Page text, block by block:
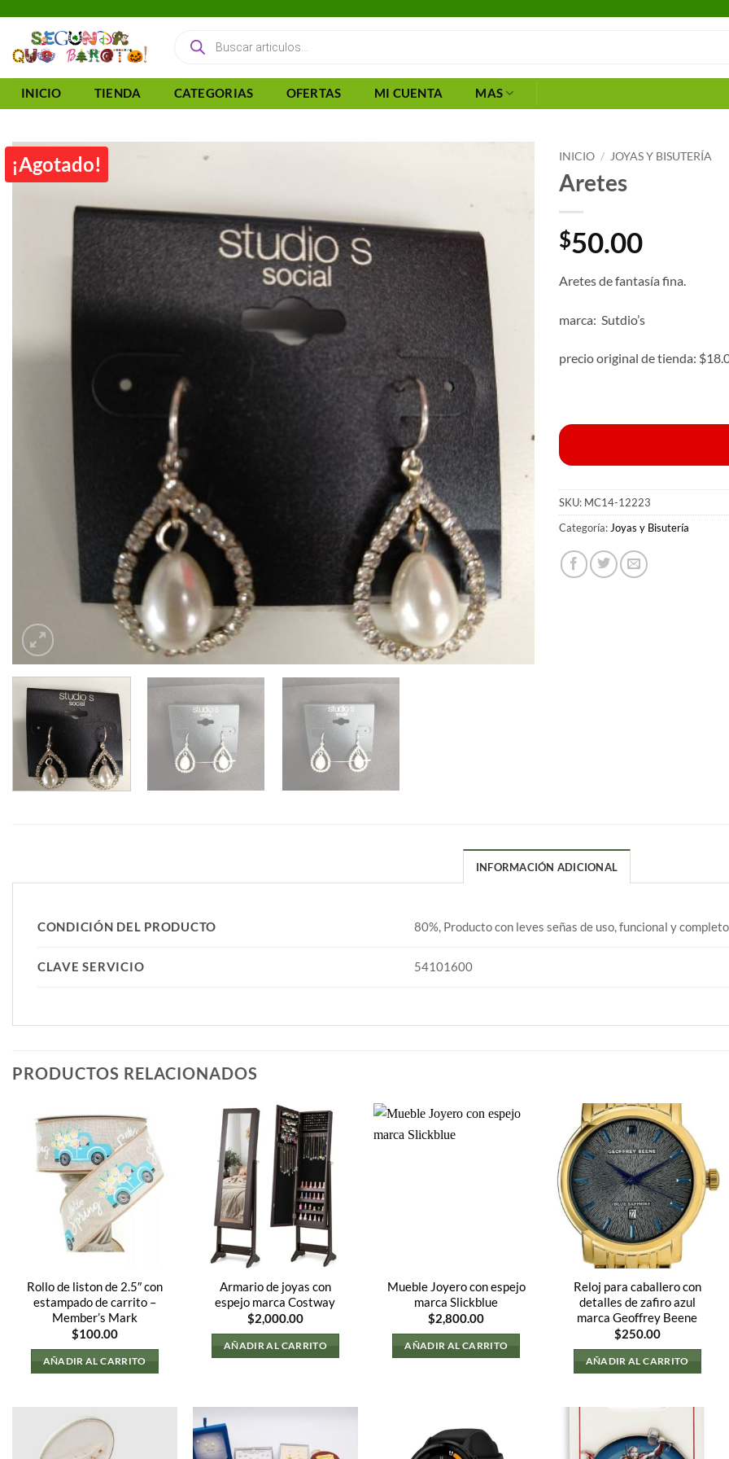
contenido
productos
INICIO TIENDA CATEGORIAS OFERTAS MI CUENTA MAS
¡Agotado! INICIO / JOYAS Y BISUTERÍA
Aretes
$50.00
Aretes de fantasía fina.
marca: Sutdio’s
precio original de tienda:
SKU: MC14-12223
Categoría:Joyas y Bisutería
INFORMACIÓN ADICIONAL
CONDICIÓN DEL PRODUCTO 80%, Producto con leves señas de uso, funcional y
CLAVE SERVICIO 54101600
PRODUCTOS RELACIONADOS
Rollo de liston de 2.5″ con
estampado de carrito –
Member’s Mark
$100.00
AÑADIR AL CARRITO
Armario de joyas con
espejo marca Costway
$2,000.00
AÑADIR AL CARRITO
Mueble Joyero con espejo
marca Slickblue
$2,800.00
AÑADIR AL CARRITO
Reloj para caballero con
detalles de zafiro azul
marca Geoffrey Beene
$250.00
AÑADIR AL CARRITO